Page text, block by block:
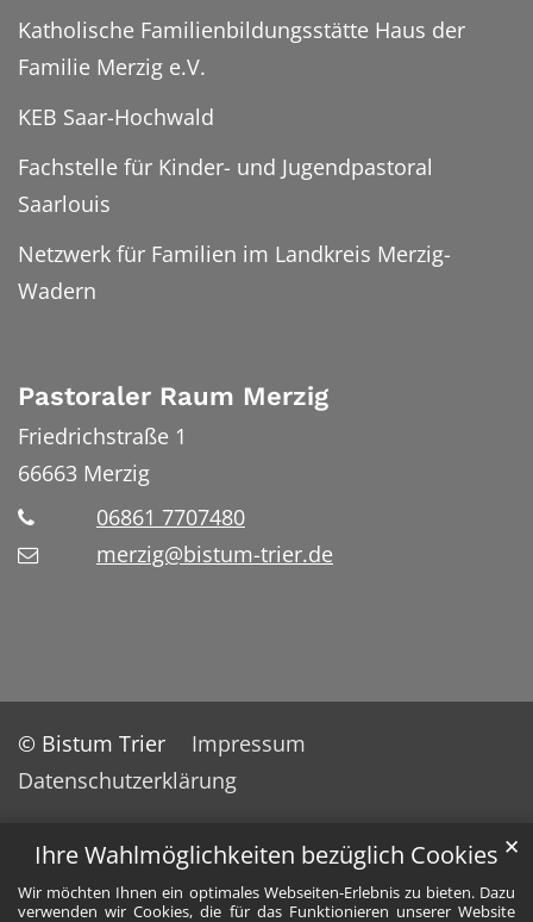
Ihre Wahlmöglichkeiten bezüglich Cookies
Wir möchten Ihnen ein optimales Webseiten-Erlebnis zu bieten. Dazu
verwenden wir Cookies, die für das Funktionieren unserer Website
✕
Katholische Familienbildungsstätte Haus der
Familie Merzig e.V.
KEB Saar-Hochwald
Fachstelle für Kinder- und Jugendpastoral
Saarlouis
Netzwerk für Familien im Landkreis Merzig-
Wadern
Pastoraler Raum Merzig
Friedrichstraße 1
66663 Merzig
06861 7707480
merzig@bistum-trier.de
© Bistum Trier
Impressum
Datenschutzerklärung